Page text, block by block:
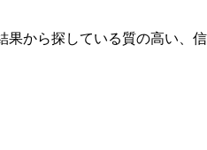
から探している質の高い、